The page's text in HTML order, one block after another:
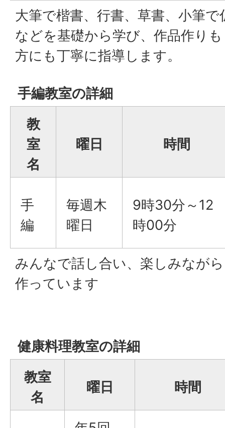
大筆で楷書、行書、草書、小筆
などを基礎から学び、作品作り
方にも丁寧に指導します。
手編教室の詳細
教
室
名
曜日 時間
手
編
毎週木
曜日
9時30分～12
時00分
みんなで話し合い、楽しみなが
作っています
健康料理教室の詳細
教室
名
曜日 時間